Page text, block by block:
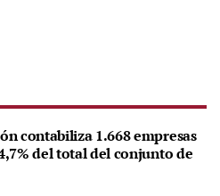
contabiliza 1.668 empresas
del total del conjunto de